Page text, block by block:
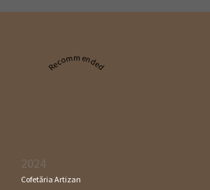
Recommended
2024
Cofetăria Artizan